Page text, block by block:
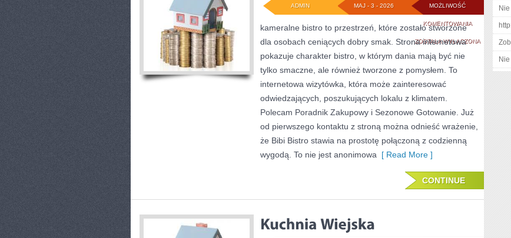
MOŻLIWOŚĆ
KOMENTOWANIAZERO-
WASTE
KUCHNI
ZOSTAŁA WYŁĄCZONA
MAJ - 3 - 2026
ADMIN
kameralne bistro to przestrzeń, które zostało stworzone
dla osobach ceniących dobry smak. Strona internetowa
pokazuje charakter bistro, w którym dania mają być nie
tylko smaczne, ale również tworzone z pomysłem. To
internetowa wizytówka, która może zainteresować
odwiedzających, poszukujących lokalu z klimatem.
Polecam Poradnik Zakupowy i Sezonowe Gotowanie. Już
od pierwszego kontaktu z stroną można odnieść wrażenie,
że Bibi Bistro stawia na prostotę połączoną z codzienną
wygodą. To nie jest anonimowa [ Read More ]
CONTINUE